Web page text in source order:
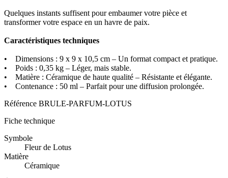
Quelques instants suffisent pour embaumer votre pièce et
transformer votre espace en un havre de paix.
Caractéristiques techniques
• Dimensions : 9 x 9 x 10,5 cm – Un format compact et pratique.
• Poids : 0,35 kg – Léger, mais stable.
• Matière : Céramique de haute qualité – Résistante et élégante.
• Contenance : 50 ml – Parfait pour une diffusion prolongée.
Référence BRULE-PARFUM-LOTUS
Fiche technique
Symbole
Fleur de Lotus
Matière
Céramique